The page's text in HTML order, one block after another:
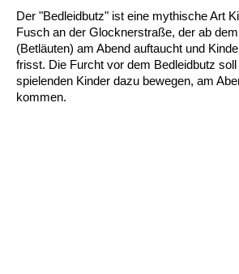
Der "Bedleidbutz" ist eine mythische Art
Fusch an der Glocknerstraße, der ab
(Betläuten) am Abend auftaucht und
frisst. Die Furcht vor dem Bedleidbutz
spielenden Kinder dazu bewegen, am
kommen.